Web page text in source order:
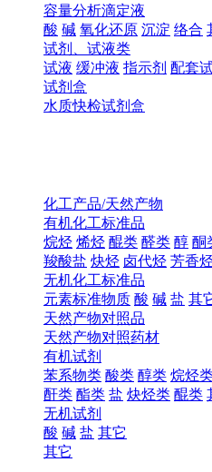
容量分析滴定液
酸 碱 氧化还原 沉淀 络合
试剂、试液类
试液 缓冲液 指示剂 配套
试剂盒
水质快检试剂盒
化工产品/天然产物
有机化工标准品
烷烃 烯烃 醌类 醛类 醇 酮
羧酸盐 炔烃 卤代烃 芳香
无机化工标准品
元素标准物质 酸 碱 盐 其
天然产物对照品
天然产物对照药材
有机试剂
苯系物类 酸类 醇类 烷烃
酐类 酯类 盐 炔烃类 醌类
无机试剂
酸 碱 盐 其它
其它